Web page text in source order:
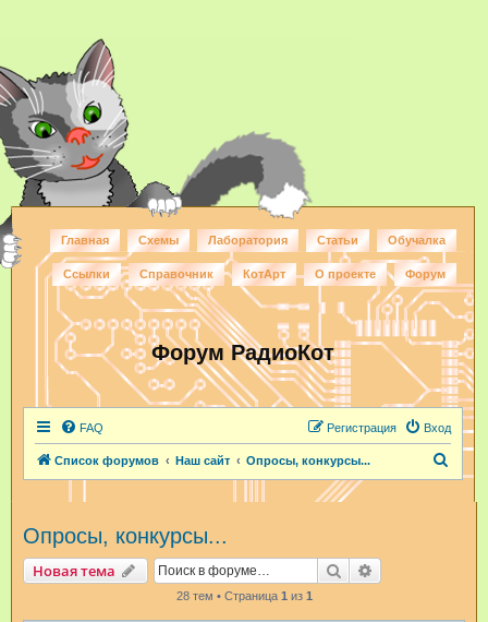
Главная Схемы Лаборатория Статьи Обучалка
Ссылки Справочник КотАрт О проекте Форум
Форум РадиоКот
FAQ Вход
Регистрация
Список форумов Наш сайт Опросы, конкурсы...
Опросы, конкурсы...
Новая тема Поиск
28 тем • Страница 1 из 1